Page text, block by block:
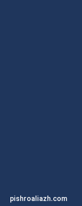
pishroaliazh.com